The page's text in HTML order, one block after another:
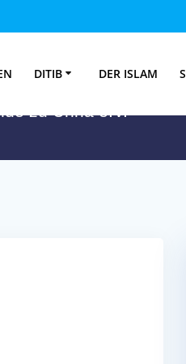
DITIB DER ISLAM
zu Unna e.V.